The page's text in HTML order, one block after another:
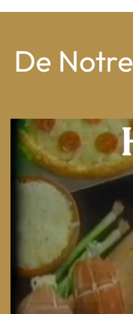
De
From wood-